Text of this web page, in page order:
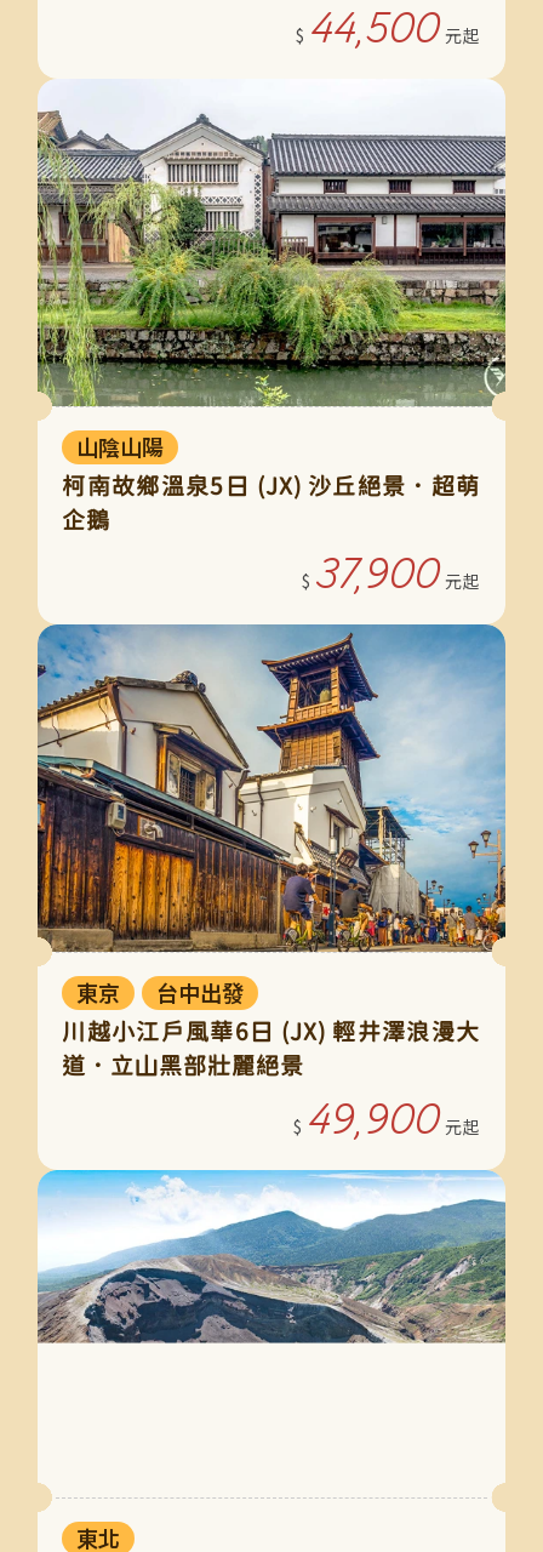
44,500
柯南故鄉溫泉5日 (JX) 沙丘絕景．超萌
企鵝
山陰山陽
37,900
川越小江戶風華6日 (JX) 輕井澤浪漫大
道．立山黑部壯麗絕景
東京 台中出發
49,900
東北